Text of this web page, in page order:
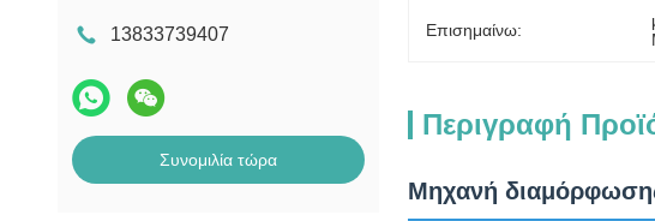
13833739407
Συνομιλία τώρα
Επισημαίνω:
Περιγραφή
Μηχανή